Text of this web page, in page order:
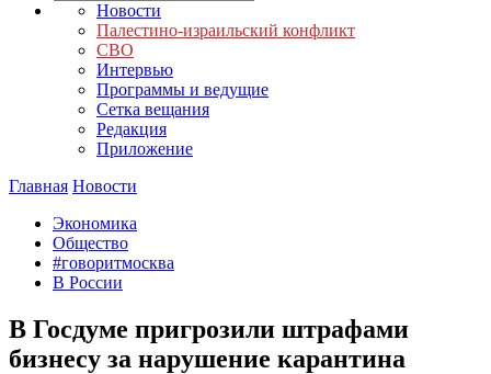
Новости
Палестино-израильский конфликт
СВО
Интервью
Программы и ведущие
Сетка вещания
Редакция
Приложение
Главная Новости
Экономика
Общество
#говоритмосква
В России
В Госдуме пригрозили штрафами
бизнесу за нарушение карантина